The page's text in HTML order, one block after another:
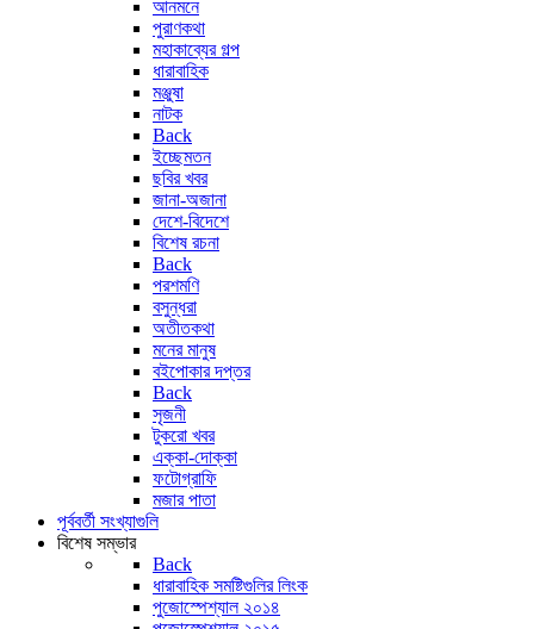
আনমনে
পুরাণকথা
মহাকাব্যের গল্প
ধারাবাহিক
মঞ্জুষা
নাটক
Back
ইচ্ছেমতন
ছবির খবর
জানা-অজানা
দেশে-বিদেশে
বিশেষ রচনা
Back
পরশমণি
বসুন্ধরা
অতীতকথা
মনের মানুষ
বইপোকার দপ্তর
Back
সৃজনী
টুকরো খবর
এক্কা-দোক্কা
ফটোগ্রাফি
মজার পাতা
পূর্ববর্তী সংখ্যাগুলি
বিশেষ সম্ভার
Back
ধারাবাহিক সমষ্টিগুলির লিংক
পুজোস্পেশ্যাল ২০১৪